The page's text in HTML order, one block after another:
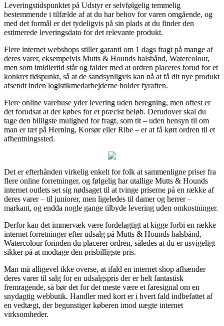
Leveringstidspunktet på Udstyr er selvfølgelig temmelig
bestemmende i tilfælde af at du har behov for varen omgående, og
med det formål er det tydeligvis på sin plads at du finder den
estimerede leveringsdato for det relevante produkt.
Flere internet webshops stiller garanti om 1 dags fragt på mange af
deres varer, eksempelvis Mutts & Hounds halsbånd, Watercolour,
men som imidlertid står og falder med at ordren placeres forud for et
konkret tidspunkt, så at de sandsynligvis kan nå at få dit nye produkt
afsendt inden logistikmedarbejderne holder fyraften.
Flere online varehuse yder levering uden beregning, men oftest er
det forudsat at der købes for et præcist beløb. Derudover skal du
tage den billigste mulighed for fragt, som tit – uden hensyn til om
man er tæt på Herning, Korsør eller Ribe – er at få kørt ordren til et
afhentningssted.
Det er efterhånden virkelig enkelt for folk at sammenligne priser fra
flere online forretninger, og følgelig har utallige Mutts & Hounds
internet outlets set sig nødsaget til at tvinge priserne på en række af
deres varer – til juniorer, men ligeledes til damer og herrer –
markant, og endda nogle gange tilbyde levering uden omkostninger.
Derfor kan det immervæk være fordelagtigt at kigge forbi en række
internet forretninger efter udsalg på Mutts & Hounds halsbånd,
Watercolour forinden du placerer ordren, således at du er usvigeligt
sikker på at modtage den prisbilligste pris.
Man må alligevel ikke overse, at ifald en internet shop afhænder
deres varer til salg for en udsalgspris der er helt fantastisk
fremragende, så bør det for det meste være et faresignal om en
snydagtig webbutik. Handler med kort er i hvert fald indbefattet af
en vedtægt, der begunstiger køberen imod uægte internet
virksomheder.